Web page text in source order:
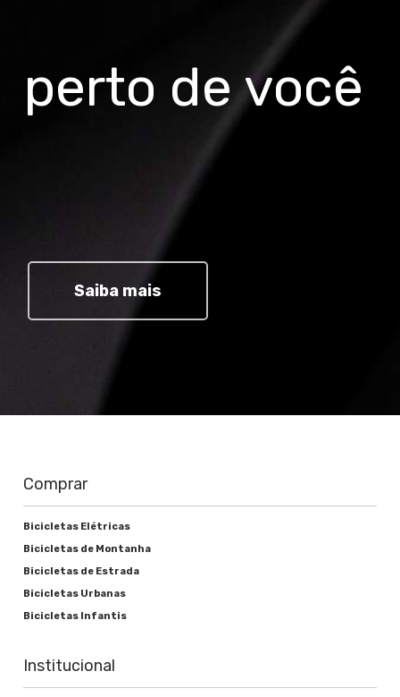
perto de você
Saiba mais
Comprar
Bicicletas Elétricas
Bicicletas de Montanha
Bicicletas de Estrada
Bicicletas Urbanas
Bicicletas Infantis
Institucional